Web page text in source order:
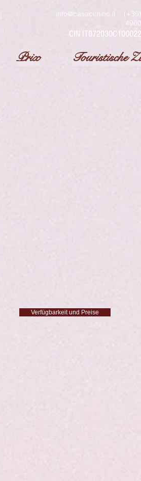
info@casacimino.it
CIN
Prix Touristische
Verfügbarkeit und Preise